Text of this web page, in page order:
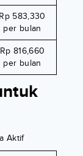
Rp 583,330
per bulan
Rp 816,660
per bulan
Aktif